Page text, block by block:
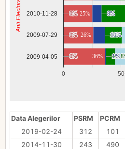
0 50
2010-11-28
2009-07-29
2009-04-05
0%
0%
0%
0%
0%
0%
25%
26%
36%
8%
8%
10%
10%
1%
1%
15%
Anii Electorali
Data Alegerilor PSRM
PCRM
2019-02-24
312
101
2014-11-30
243
490